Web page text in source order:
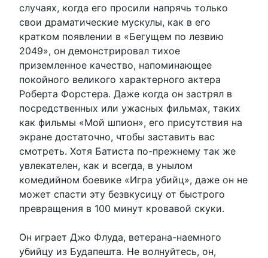
случаях, когда его просили напрячь только
свои драматические мускулы, как в его
кратком появлении в «Бегущем по лезвию
2049», он демонстрировал тихое
приземленное качество, напоминающее
покойного великого характерного актера
Роберта Форстера. Даже когда он застрял в
посредственных или ужасных фильмах, таких
как фильмы «Мой шпион», его присутствия на
экране достаточно, чтобы заставить вас
смотреть. Хотя Батиста по-прежнему так же
увлекателен, как и всегда, в унылом
комедийном боевике «Игра убийц», даже он не
может спасти эту безвкусицу от быстрого
превращения в 100 минут кровавой скуки.
Он играет Джо Флуда, ветерана-наемного
убийцу из Будапешта. Не волнуйтесь, он,